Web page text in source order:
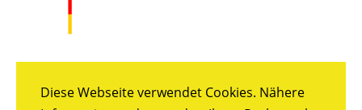
Diese Webseite verwendet Cookies. Nähere